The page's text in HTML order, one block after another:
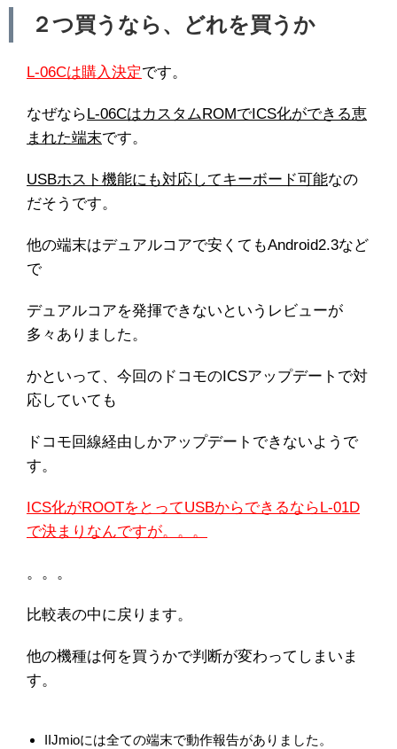
２つ買うなら、どれを買うか
L-06Cは購入決定です。
なぜなら L-06CはカスタムROMでICS化ができる恵
まれた端末です。
USBホスト機能にも対応してキーボード可能なの
だそうです。
他の端末はデュアルコアで安くてもAndroid2.3など
で
デュアルコアを発揮できないというレビューが
多々ありました。
かといって、今回のドコモのICSアップデートで対
応していても
ドコモ回線経由しかアップデートできないようで
す。
ICS化がROOTをとってUSBからできるならL-01D
で決まりなんですが。。。
。。。
比較表の中に戻ります。
他の機種は何を買うかで判断が変わってしまいま
す。
IIJmioには全ての端末で動作報告がありました。